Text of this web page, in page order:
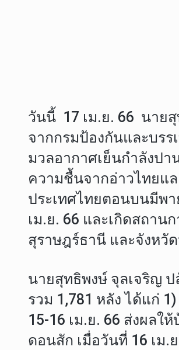
วันนี้ 17 เม.ย. 66 นาย
จากกรมป้องกันและบร
มวลอากาศเย็นกำลังป
ความชื้นจากอ่าวไทยแ
ประเทศไทยตอนบนมีพ
เม.ย. 66 และเกิดสถา
สุราษฎร์ธานี และจังหวั
นายสุทธิพงษ์ จุลเจริญ
รวม 1,781 หลัง ได้แก่
15-16 เม.ย. 66 ส่งผล
ดอนสัก เมื่อวันที่ 16 เม.